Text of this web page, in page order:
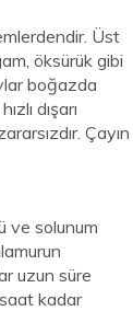
Üst
öksürük gibi
boğazda
dışarı
Çayın
ve solunum
uzun süre
kadar